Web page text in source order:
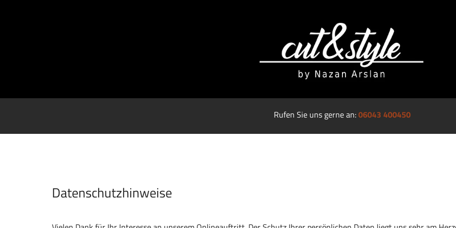
Rufen Sie uns gerne an:06043 400450
Datenschutzhinweise